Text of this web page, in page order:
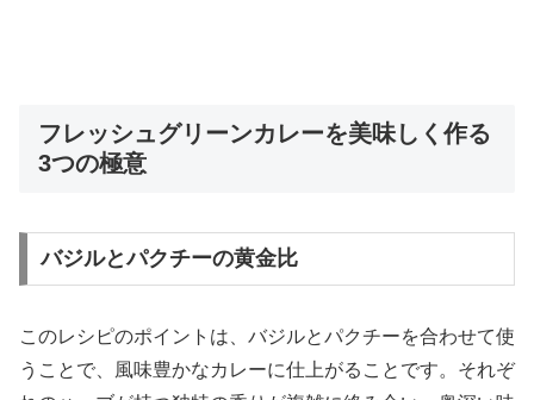
フレッシュグリーンカレーを美味しく作る
3つの極意
バジルとパクチーの黄金比
このレシピのポイントは、バジルとパクチーを合わせて使
うことで、風味豊かなカレーに仕上がることです。それぞ